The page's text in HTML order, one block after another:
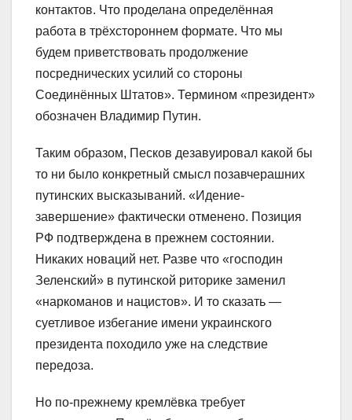
контактов. Что проделана определённая
работа в трёхстороннем формате. Что мы
будем приветствовать продолжение
посреднических усилий со стороны
Соединённых Штатов». Термином «президент»
обозначен Владимир Путин.
Таким образом, Песков дезавуировал какой бы
то ни было конкретный смысл позавчерашних
путинских высказываний. «Идение-
завершение» фактически отменено. Позиция
РФ подтверждена в прежнем состоянии.
Никаких новаций нет. Разве что «господин
Зеленский» в путинской риторике заменил
«наркоманов и нацистов». И то сказать —
суетливое избегание имени украинского
президента походило уже на следствие
передоза.
Но по-прежнему кремлёвка требует